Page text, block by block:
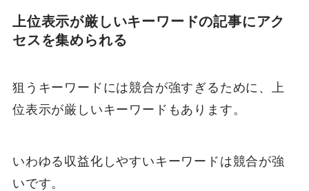
上位表示が厳しいキーワードの記事にアク
セスを集められる
狙うキーワードには競合が強すぎるために、上
位表示が厳しいキーワードもあります。
いわゆる収益化しやすいキーワードは競合が強
いです。